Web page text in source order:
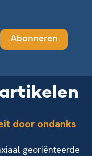
Abonneren
door ondanks
georiënteerde